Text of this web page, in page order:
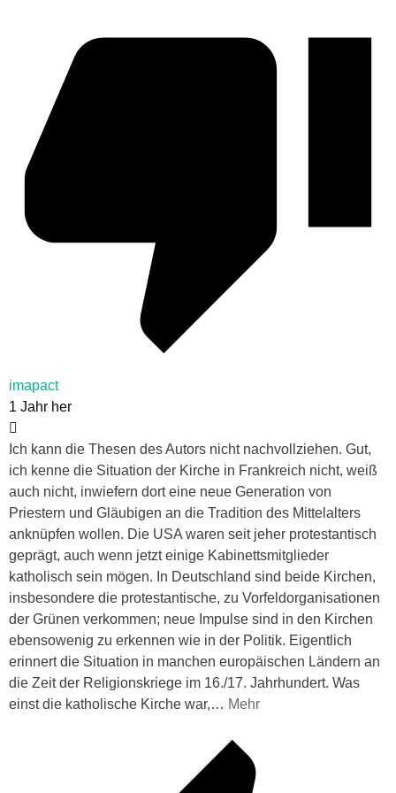
imapact
1 Jahr her
Ich kann die Thesen des Autors nicht nachvollziehen. Gut,
ich kenne die Situation der Kirche in Frankreich nicht, weiß
auch nicht, inwiefern dort eine neue Generation von
Priestern und Gläubigen an die Tradition des Mittelalters
anknüpfen wollen. Die USA waren seit jeher protestantisch
geprägt, auch wenn jetzt einige Kabinettsmitglieder
katholisch sein mögen. In Deutschland sind beide Kirchen,
insbesondere die protestantische, zu Vorfeldorganisationen
der Grünen verkommen; neue Impulse sind in den Kirchen
ebensowenig zu erkennen wie in der Politik. Eigentlich
erinnert die Situation in manchen europäischen Ländern an
die Zeit der Religionskriege im 16./17. Jahrhundert. Was
einst die katholische Kirche war,… Mehr